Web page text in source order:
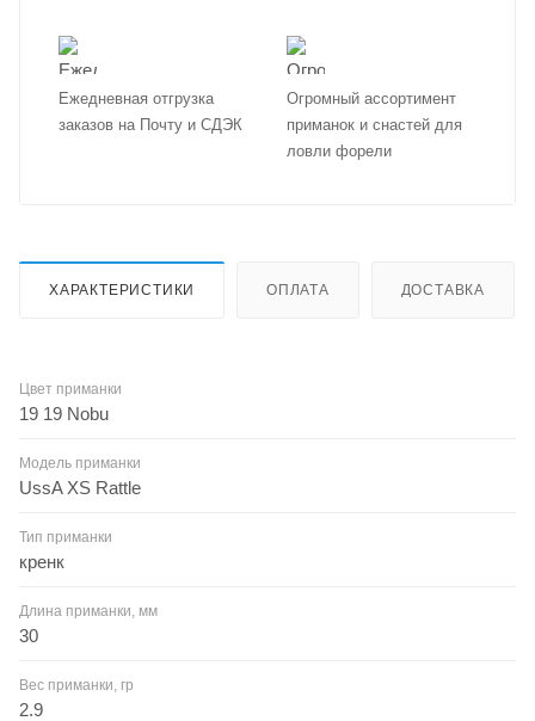
Ежедневная отгрузка
заказов на Почту и СДЭК
Огромный ассортимент
приманок и снастей для
ловли форели
ХАРАКТЕРИСТИКИ ОПЛАТА ДОСТАВКА
Цвет приманки
19 19 Nobu
Модель приманки
UssA XS Rattle
Тип приманки
кренк
Длина приманки, мм
30
Вес приманки, гр
2.9